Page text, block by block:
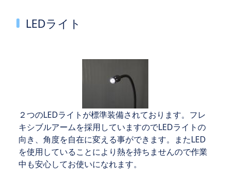
LEDライト
２つのLEDライトが標準装備されております。フレ
キシブルアームを採用していますのでLEDライトの
向き、角度を自在に変える事ができます。またLED
を使用していることにより熱を持ちませんので作業
中も安心してお使いになれます。